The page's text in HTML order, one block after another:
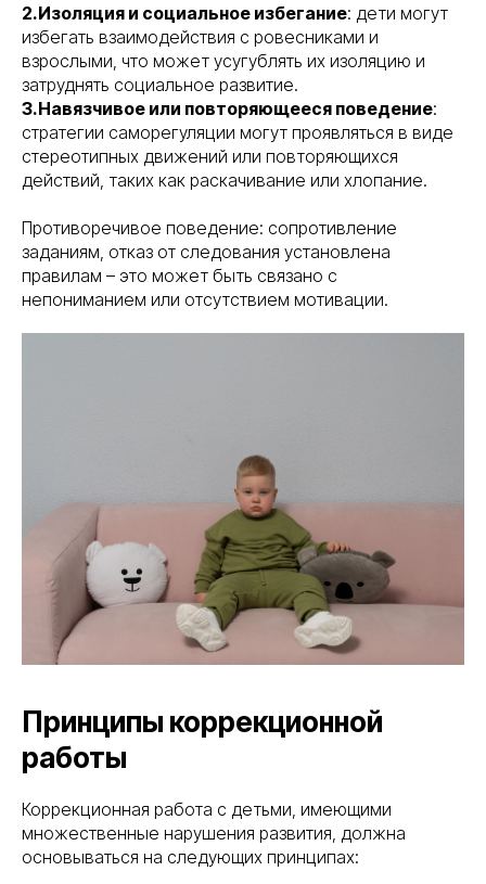
2.Изоляция и социальное избегание: дети могут
избегать взаимодействия с ровесниками и
взрослыми, что может усугублять их изоляцию и
затруднять социальное развитие.
3.Навязчивое или повторяющееся поведение:
стратегии саморегуляции могут проявляться в виде
стереотипных движений или повторяющихся
действий, таких как раскачивание или хлопание.
Противоречивое поведение: сопротивление
заданиям, отказ от следования установлена
правилам – это может быть связано с
непониманием или отсутствием мотивации.
Принципы коррекционной
работы
Коррекционная работа с детьми, имеющими
множественные нарушения развития, должна
основываться на следующих принципах: